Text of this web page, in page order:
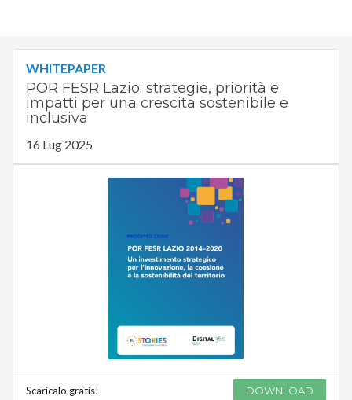
WHITEPAPER
POR FESR Lazio: strategie, priorità e
impatti per una crescita sostenibile e
inclusiva
16 Lug 2025
Scaricalo gratis! DOWNLOAD